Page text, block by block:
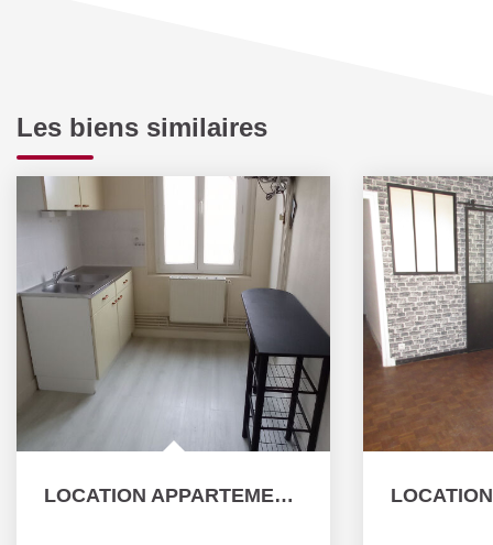
Les biens similaires
LOCATION APPARTEMENT F2 MONTLUCON